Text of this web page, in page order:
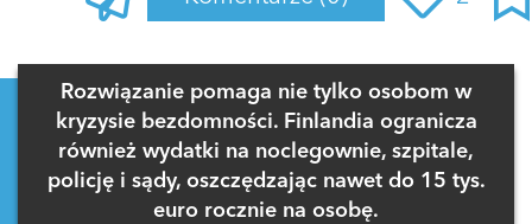
Zaloguj się, aby dodać komentarz
Rozwiązanie pomaga nie tylko osobom w
kryzysie bezdomności. Finlandia ogranicza
również wydatki na noclegownie, szpitale,
policję i sądy, oszczędzając nawet do 15 tys.
euro rocznie na osobę.